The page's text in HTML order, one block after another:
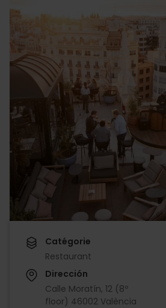
Catégorie
Restaurant
Dirección
Calle Moratín, 12 (8º
floor) 46002 València